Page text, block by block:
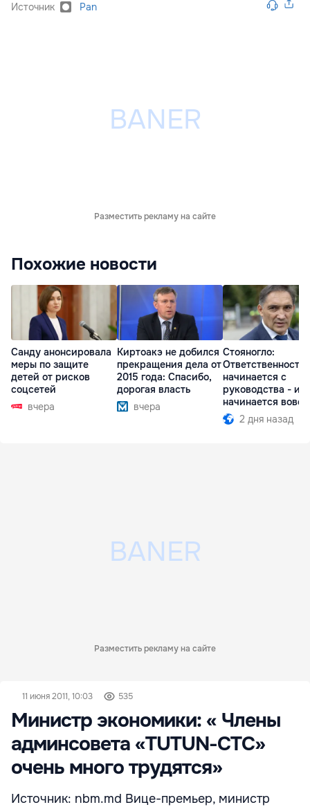
Источник Pan
Разместить рекламу на сайте
Похожие новости
Санду анонсировала
меры по защите
детей от рисков
соцсетей
вчера
Киртоакэ не добился
прекращения дела от
2015 года: Спасибо,
дорогая власть
вчера
Стояногло:
Ответственность
начинается с
руководства -
начинается вовсе
2 дня назад
Разместить рекламу на сайте
11 июня 2011, 10:03 535
Министр экономики: « Члены
админсовета «TUTUN-CTC»
очень много трудятся»
Источник: nbm.md Вице-премьер, министр